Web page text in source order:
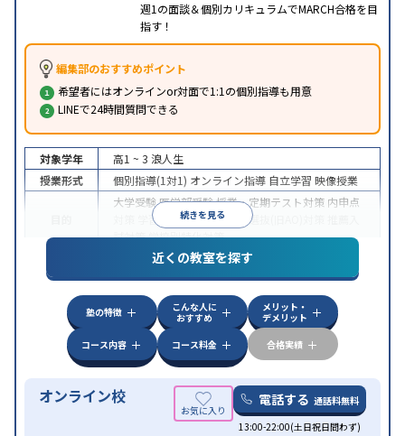
週1の面談＆個別カリキュラムでMARCH合格を目
指す！
編集部のおすすめポイント
希望者にはオンラインor対面で1:1の個別指導も用意
LINEで24時間質問できる
続きを見る
対象学年 高1 ~ 3 浪人生
授業形式
個別指導(1対1) オンライン指導 自立学習 映像授業
大学受験医学部受験授業・定期テスト対策 内申点
学習習慣の定着 総合型選抜(旧AO)対策
試対策学校別特化対策
特徴
中高一貫校生に対応授業の振替可能
学習にPC・タブレットを利用オンライン対応1
科目から受講可能
近くの教室を探す
塾の特徴
こんな人に
おすすめ
メリット・
デメリット
コース内容
コース料金 合格実績
オンライン校 電話する 通話料無料
13:00-22:00(土日祝日問わず)